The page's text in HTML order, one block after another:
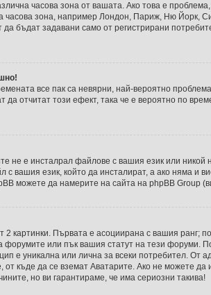
часова зона от вашата. Ако това е
часова зона, например Лондон, Париж, Ню Йорк,
да бъдат задавани само от регистрирани
все пак са невярни, най-вероятно
да отчитат този ефект, така че е вероятно по
не е инсталрал файлове с вашия език или
вашия език, който да инсталират, а ако няма и
можете да намерите на сайта на phpBB Group
2 картинки. Първата е асоциирана с вашия ранг;
форумите или пък вашия статут на тези форуми.
е уникална или лична за всеки потребител. От
къде да се вземат Аватарите. Ако не можете да
но ви гарантираме, че има сериозни такива!